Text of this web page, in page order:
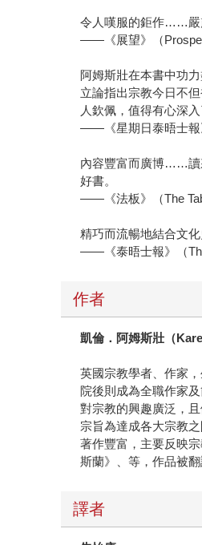
令人嘆服的鉅作……嚴
——《展望》（
阿姆斯壯在本書中功
立論指出宗教今日不
人欽佩，值得有心深
——《星期日泰晤士報
內容豐富而廣博……讀
好書。
——《法板》（The
精巧而流暢地結合文
——《泰晤士報》（
作者
凱倫．阿姆斯壯（
英國宗教學者、作家
院後則成為全職作家
對宗教的興趣廣泛，
宗旨為達成各大宗教
著作豐富，主要反映
斯蘭》、等，作品被
譯者